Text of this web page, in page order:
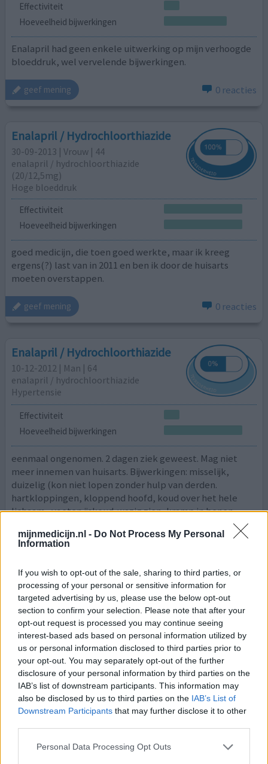
mijnmedicijn.nl - Do Not Process My Personal
Information
If you wish to opt-out of the sale, sharing to third parties, or
processing of your personal or sensitive information for
targeted advertising by us, please use the below opt-out
section to confirm your selection. Please note that after your
opt-out request is processed you may continue seeing
interest-based ads based on personal information utilized by
us or personal information disclosed to third parties prior to
your opt-out. You may separately opt-out of the further
disclosure of your personal information by third parties on the
IAB’s list of downstream participants. This information may
also be disclosed by us to third parties on the IAB’s List of
Downstream Participants that may further disclose it to other
Personal Data Processing Opt Outs
Effectiviteit
Hoeveelheid bijwerkingen
Enalapril had geen enkele uitwerking op mijn verhoogde
bloeddruk, wel vervelende bijwerkingen.
geef mening 0 reacties
Enalapril / Hydrochloorthiazide
30-09-2013 | Vrouw | 44
enalapril / hydrochloorthiazide
(20/12,5mg)
Hoge bloeddruk
Effectiviteit
Hoeveelheid bijwerkingen
goed medicijn, die toen goed werkte, maar ik kreeg
ergens(?) last van in 2011 en ben ik door de huisarts
moeten overstappen.
geef mening 0 reacties
Enalapril / Hydrochloorthiazide
10-12-2012 | Man | 64
enalapril / hydrochloorthiazide
Hypertensie
Effectiviteit
Hoeveelheid bijwerkingen
eenmaal ongenomen. 2 dagen ziek geweest. Mag niet
meer innemen van huisarts. Bijwerkingen: misselijk,
duizelig (kon niet lopen zonder hulp van derden.
hartkloppingen, kloppend hoofd, koud over het hele
lichaam , voeten ijskoud. wazig zien, kramp in benen.
droge keel, vaak naar toilet. winderigheid. kon dingen
niet goed onder woorden krijgen. meeste klachten
verdwenen na
geef mening 0 reacties
Enalapril / Hydrochloorthiazide
11-04-2012 | Vrouw | 66
enalapril / hydrochloorthiazide
Hypertensie
Effectiviteit
Hoeveelheid bijwerkingen
Slik dit voor hoge bloeddruk. Bijwerkingen: 's Nachts
kuitkramp in beide benen en enorme jeuk en rode